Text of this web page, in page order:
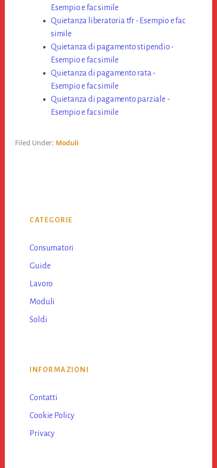
Esempio e fac simile
Quietanza liberatoria tfr - Esempio e fac
simile
Quietanza di pagamento stipendio -
Esempio e fac simile
Quietanza di pagamento rata -
Esempio e fac simile
Quietanza di pagamento parziale -
Esempio e fac simile
Filed Under: Moduli
Sidebar
CATEGORIE
Consumatori
Guide
Lavoro
Moduli
Soldi
INFORMAZIONI
Contatti
Cookie Policy
Privacy